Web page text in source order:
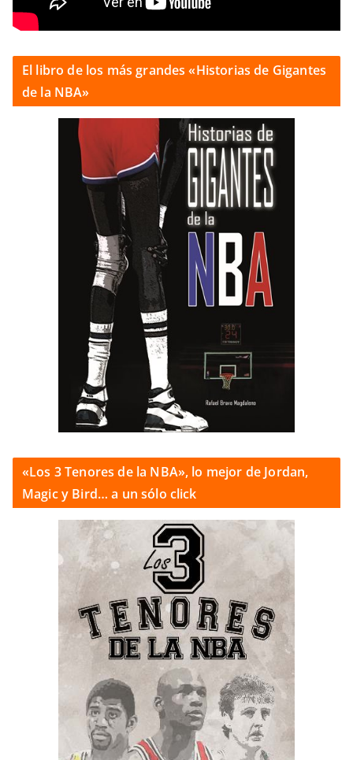
El libro de los más grandes «Historias de Gigantes
de la NBA»
«Los 3 Tenores de la NBA», lo mejor de Jordan,
Magic y Bird… a un sólo click